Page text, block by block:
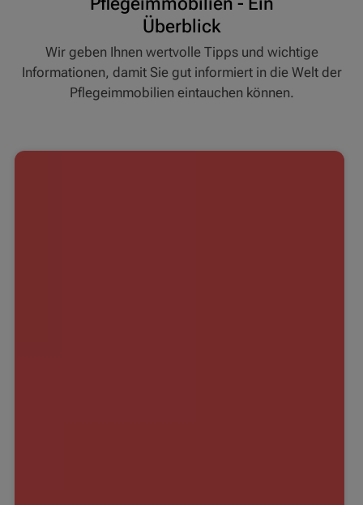
Überblick
Wir geben Ihnen wertvolle Tipps und wichtige
Informationen, damit Sie gut informiert in die Welt der
Pflegeimmobilien eintauchen können.